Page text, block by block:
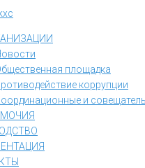
площадка
коррупции
и